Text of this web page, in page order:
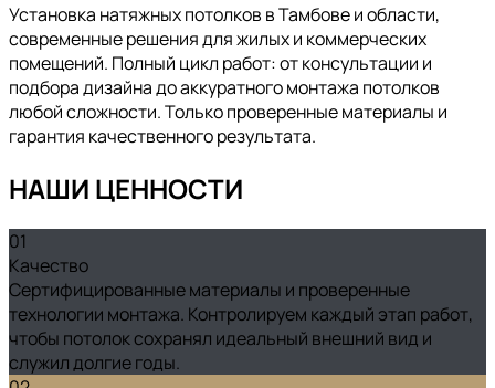
Установка натяжных потолков в Тамбове и области,
современные решения для жилых и коммерческих
помещений. Полный цикл работ: от консультации и
подбора дизайна до аккуратного монтажа потолков
любой сложности. Только проверенные материалы и
гарантия качественного результата.
НАШИ ЦЕННОСТИ
01
Качество
Сертифицированные материалы и проверенные
технологии монтажа. Контролируем каждый этап работ,
чтобы потолок сохранял идеальный внешний вид и
служил долгие годы.